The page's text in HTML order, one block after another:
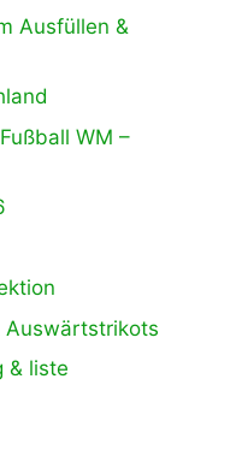
Ausfüllen &
WM –
Auswärtstrikots
& liste